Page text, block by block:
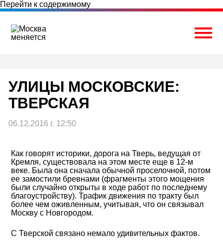
Перейти к содержимому
УЛИЦЫ МОСКОВСКИЕ:
ТВЕРСКАЯ
06.12.2016 г. 12:50
Как говорят историки, дорога на Тверь, ведущая от
Кремля, существовала на этом месте еще в 12-м
веке. Была она сначала обычной проселочной, потом
ее замостили бревнами (фрагменты этого мощения
были случайно открыты в ходе работ по последнему
благоустройству). Трафик движения по тракту был
более чем оживленным, учитывая, что он связывал
Москву с Новгородом.
С Тверской связано немало удивительных фактов.